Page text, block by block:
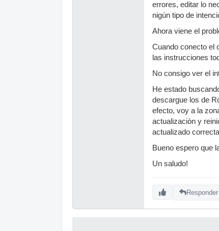
errores, editar lo
nigún tipo de
Ahora viene el
Cuando conecto el
las instrucciones
No consigo ver el
He estado
descargue los de
efecto, voy a la
actualización y
actualizado
Bueno espero que
Un saludo!
Responder